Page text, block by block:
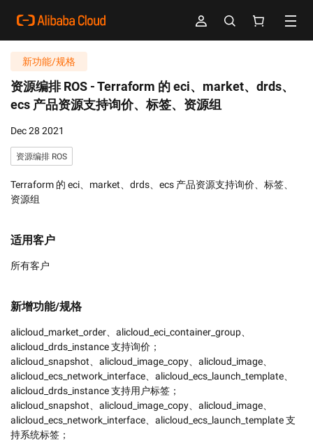
新功能/规格
资源编排 ROS -Terraform 的 eci、market、drds、
ecs 产品资源支持询价、标签、资源组
Dec 28 2021
资源编排 ROS
Terraform 的 eci、market、drds、ecs 产品资源支持询价、标签、
资源组
适用客户
所有客户
新增功能/规格
alicloud_market_order、alicloud_eci_container_group、
alicloud_drds_instance 支持询价；
alicloud_snapshot、alicloud_image_copy、alicloud_image、
alicloud_ecs_network_interface、alicloud_ecs_launch_template、
alicloud_drds_instance 支持用户标签；
alicloud_snapshot、alicloud_image_copy、alicloud_image、
alicloud_ecs_network_interface、alicloud_ecs_launch_template 支
持系统标签；